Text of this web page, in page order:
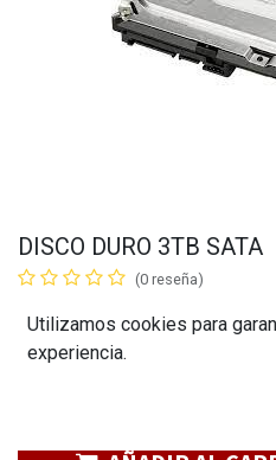
DISCO DURO 3TB SATA
(0 reseña)
$112,00
Utilizamos cookies para
experiencia.